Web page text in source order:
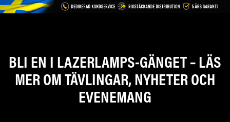
BLI EN I LAZERLAMPS-GÄNGET – LÄS
MER OM TÄVLINGAR, NYHETER OCH
EVENEMANG